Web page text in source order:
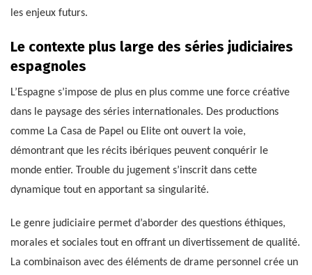
les enjeux futurs.
Le contexte plus large des séries judiciaires
espagnoles
L’Espagne s’impose de plus en plus comme une force créative
dans le paysage des séries internationales. Des productions
comme La Casa de Papel ou Elite ont ouvert la voie,
démontrant que les récits ibériques peuvent conquérir le
monde entier. Trouble du jugement s’inscrit dans cette
dynamique tout en apportant sa singularité.
Le genre judiciaire permet d’aborder des questions éthiques,
morales et sociales tout en offrant un divertissement de qualité.
La combinaison avec des éléments de drame personnel crée un